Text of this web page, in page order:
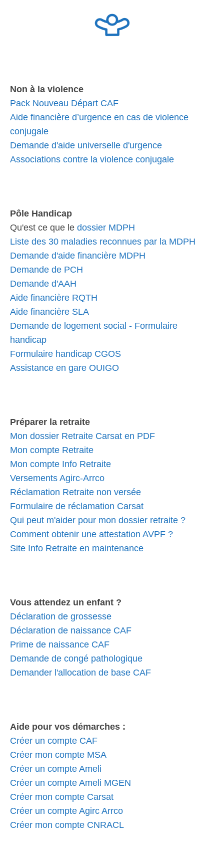
Non à la violence
Pack Nouveau Départ CAF
Aide financière d’urgence en cas de violence
conjugale
Demande d'aide universelle d'urgence
Associations contre la violence conjugale
Pôle Handicap
Qu'est ce que le dossier MDPH
Liste des 30 maladies reconnues par la MDPH
Demande d'aide financière MDPH
Demande de PCH
Demande d'AAH
Aide financière RQTH
Aide financière SLA
Demande de logement social - Formulaire
handicap
Formulaire handicap CGOS
Assistance en gare OUIGO
Préparer la retraite
Mon dossier Retraite Carsat en PDF
Mon compte Retraite
Mon compte Info Retraite
Versements Agirc-Arrco
Réclamation Retraite non versée
Formulaire de réclamation Carsat
Qui peut m'aider pour mon dossier retraite ?
Comment obtenir une attestation AVPF ?
Site Info Retraite en maintenance
Vous attendez un enfant ?
Déclaration de grossesse
Déclaration de naissance CAF
Prime de naissance CAF
Demande de congé pathologique
Demander l'allocation de base CAF
Aide pour vos démarches :
Créer un compte CAF
Créer mon compte MSA
Créer un compte Ameli
Créer un compte Ameli MGEN
Créer mon compte Carsat
Créer un compte Agirc Arrco
Créer mon compte CNRACL